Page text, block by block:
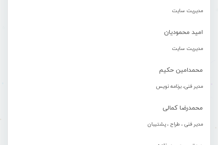
مدیریت سایت
امید محمودیان
مدیریت سایت
محمدامین حکیم
مدیر فنی، برنامه نویس
محمدرضا کمالی
مدیر فنی ، طراح ، پشتیبان